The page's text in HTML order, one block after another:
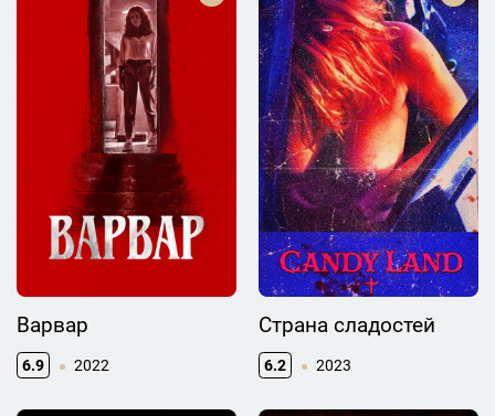
Варвар
6.9 2022
Страна сладостей
6.2 2023